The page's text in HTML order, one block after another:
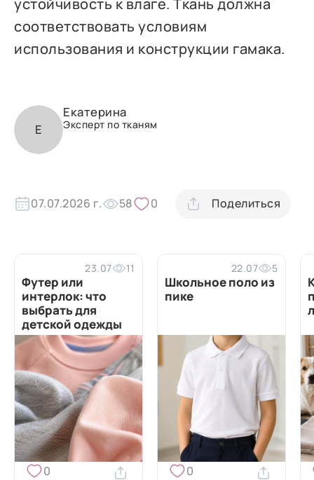
соответствовать условиям
использования и конструкции гамака.
Е
Екатерина
Эксперт по тканям
07.07.2026 г. 58 0 Поделиться
23.07 11
Футер или
интерлок: что
выбрать для
детской одежды
0
22.07 5
Школьное поло из
пике
0